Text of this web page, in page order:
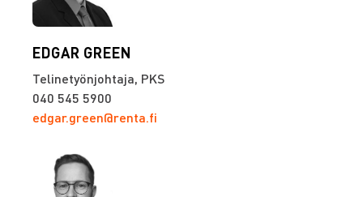
EDGAR GREEN
Telinetyönjohtaja, PKS
040 545 5900
edgar.green@renta.fi